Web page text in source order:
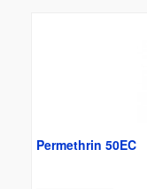
Permethrin 50EC